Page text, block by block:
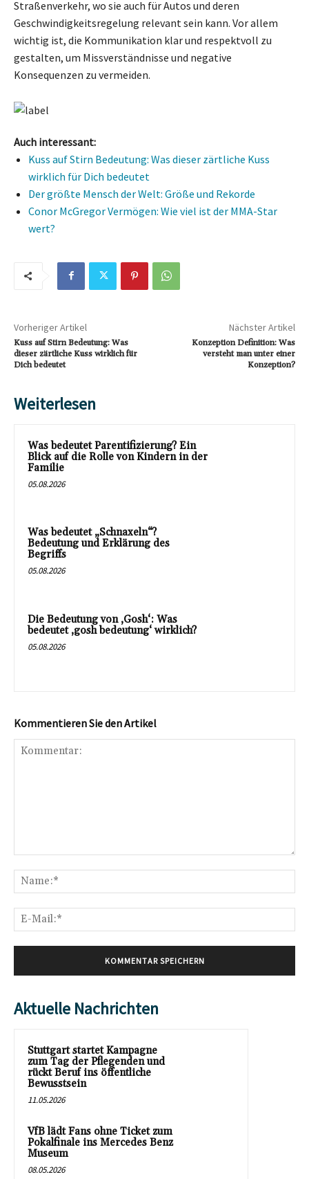
Straßenverkehr, wo sie auch für Autos und deren
Geschwindigkeitsregelung relevant sein kann. Vor allem
wichtig ist, die Kommunikation klar und respektvoll zu
gestalten, um Missverständnisse und negative
Konsequenzen zu vermeiden.
Auch interessant:
Kuss auf Stirn Bedeutung: Was dieser zärtliche Kuss
wirklich für Dich bedeutet
Der größte Mensch der Welt: Größe und Rekorde
Conor McGregor Vermögen: Wie viel ist der MMA-Star
wert?
Vorheriger Artikel
Kuss auf Stirn Bedeutung: Was
dieser zärtliche Kuss wirklich für
Dich bedeutet
Nächster Artikel
Konzeption Definition: Was
versteht man unter einer
Konzeption?
Weiterlesen
Was bedeutet Parentifizierung? Ein
Blick auf die Rolle von Kindern in der
Familie
05.08.2026
Was bedeutet „Schnaxeln“?
Bedeutung und Erklärung des
Begriffs
05.08.2026
Die Bedeutung von ‚Gosh‘: Was
bedeutet ‚gosh bedeutung‘ wirklich?
05.08.2026
Kommentieren Sie den Artikel
Aktuelle Nachrichten
Stuttgart startet Kampagne
zum Tag der Pflegenden und
rückt Beruf ins öffentliche
Bewusstsein
11.05.2026
VfB lädt Fans ohne Ticket zum
Pokalfinale ins Mercedes Benz
Museum
08.05.2026